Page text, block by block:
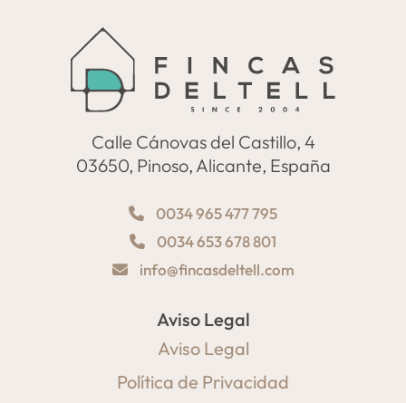
Calle Cánovas del Castillo, 4
03650, Pinoso, Alicante, España
0034 965 477 795
0034 653 678 801
info@fincasdeltell.com
Aviso Legal
Aviso Legal
Política de Privacidad